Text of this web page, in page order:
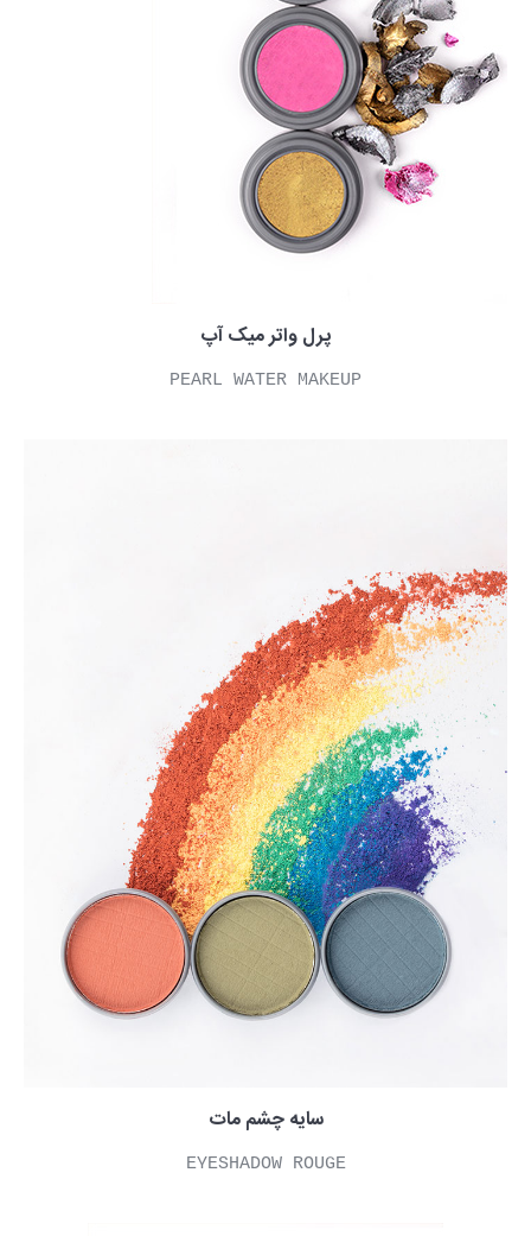
پرل واتر میک آپ
PEARL WATER MAKEUP
سایه چشم مات
EYESHADOW ROUGE